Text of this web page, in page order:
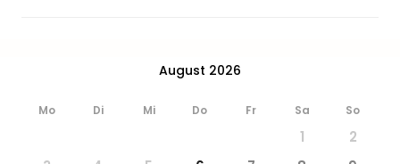
August 2026
Mo Di Mi Do Fr Sa So
1
2